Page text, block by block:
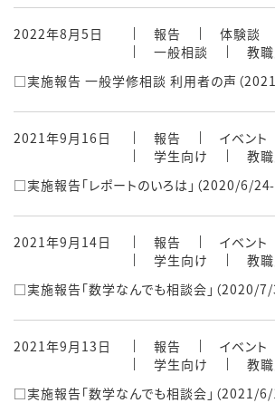
2022年8月5日 報告 体験談
一般相談
教
□実施報告 一般学修相談 利用者の声（2021
2021年9月16日 報告 イベント
学生向け
教
□実施報告「レポートのいろは」（2020/6/24-
2021年9月14日 報告 イベント
学生向け
教
□実施報告「数学なんでも相談会」（2020/7/
2021年9月13日 報告 イベント
学生向け
教
□実施報告「数学なんでも相談会」（2021/6/